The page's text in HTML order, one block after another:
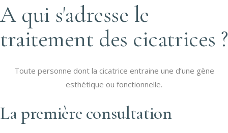
A qui s'adresse le
traitement des cicatrices ?
Toute personne dont la cicatrice entraine une d’une gène
esthétique ou fonctionnelle.
La première consultation